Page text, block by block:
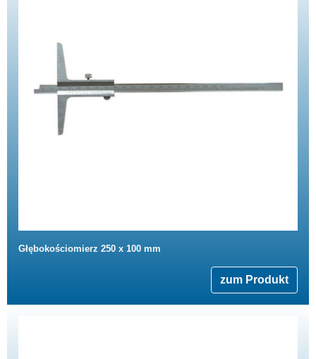
Głębokościomierz 250 x 100 mm
zum Produkt